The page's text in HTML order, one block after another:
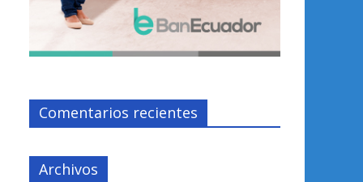
Comentarios recientes
Archivos